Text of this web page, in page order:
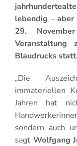
lebendig –
29.
Veranstaltung
Blaudrucks statt.
„Die
immateriellen
Jahren hat
sondern auch
sagt Wolfgang